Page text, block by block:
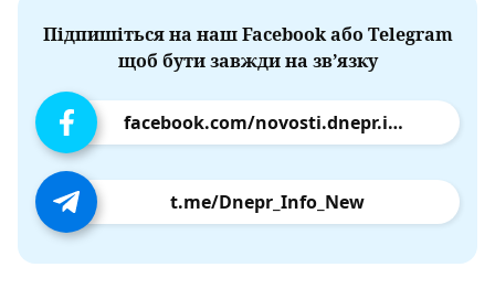
Підпишіться на наш Facebook або Telegram
щоб бути завжди на зв’язку
facebook.com/novosti.dnepr.info
t.me/Dnepr_Info_New